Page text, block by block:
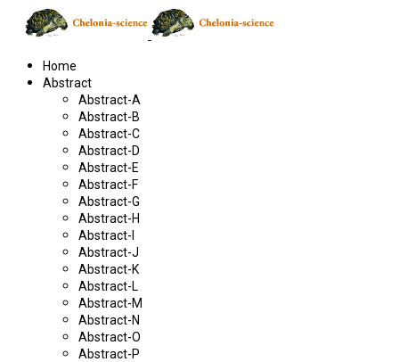
Home
Abstract
Abstract-A
Abstract-B
Abstract-C
Abstract-D
Abstract-E
Abstract-F
Abstract-G
Abstract-H
Abstract-I
Abstract-J
Abstract-K
Abstract-L
Abstract-M
Abstract-N
Abstract-O
Abstract-P